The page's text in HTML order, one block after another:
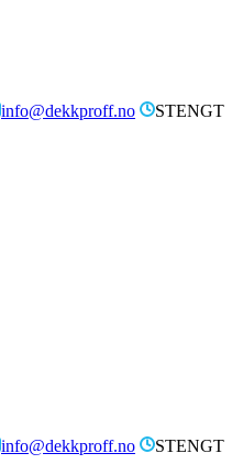
info@dekkproff.no
STENGT
info@dekkproff.no
STENGT